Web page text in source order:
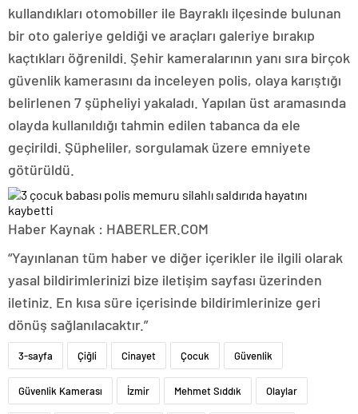
kullandıkları otomobiller ile Bayraklı ilçesinde bulunan
bir oto galeriye geldiği ve araçları galeriye bırakıp
kaçtıkları öğrenildi. Şehir kameralarının yanı sıra birçok
güvenlik kamerasını da inceleyen polis, olaya karıştığı
belirlenen 7 şüpheliyi yakaladı. Yapılan üst aramasında
olayda kullanıldığı tahmin edilen tabanca da ele
geçirildi. Şüpheliler, sorgulamak üzere emniyete
götürüldü.
Haber Kaynak : HABERLER.COM
“Yayınlanan tüm haber ve diğer içerikler ile ilgili olarak
yasal bildirimlerinizi bize iletişim sayfası üzerinden
iletiniz. En kısa süre içerisinde bildirimlerinize geri
dönüş sağlanılacaktır.”
3-sayfa Çiğli Cinayet Çocuk Güvenlik
Güvenlik Kamerası İzmir Mehmet Sıddık Olaylar